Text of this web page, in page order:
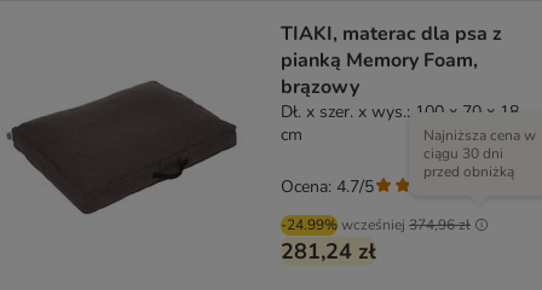
TIAKI, materac dla psa z
pianką Memory Foam,
brązowy
Dł. x szer. x wys.: 100 x 70 x 18
cm
-24.99%wcześniej 374,96 zł
Najniższa cena w
ciągu 30 dni
przed obniżką
281,24 zł
Ocena: 4.7/5